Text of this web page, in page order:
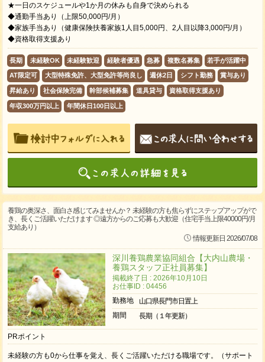
★一日のスケジュールや1か月の休みも自身で決められる
◆通勤手当あり（上限50,000円/月）
◆家族手当あり（健康保険扶養家族1人目5,000円、2人目以降3,000円/月）
◆資格取得支援あり
長期 未経験OK 未経験歓迎 経験者優遇 急募 複数名募集 若手が活躍中
AT限定可 大型特殊免許、大型免許等尚良し 週休2日 シフト勤務 賞与あり
昇給あり 社会保険完備 幹部候補募集 道具貸与 資格取得支援あり
年収300万円以上 年間休日100日以上
養鶏の奥深さ、面白さ感じてみませんか？ 未経験の方も焦らずにステップアップがで
き、長くご活躍いただけます ◎遠方からのご応募も大歓迎（住宅手当上限40000円/月
支給あり）
情報更新日 2026/07/08
深川養鶏農業協同組合【大内山農場・
養鶏スタッフ正社員募集】
掲載終了日 : 2026年10月10日
お仕事ID : 04456
勤務地
山口県長門市日置上
期間
長期（１年更新）
PRポイント
未経験の方も0から仕事を覚え、長くご活躍いただける職場です。（サポート